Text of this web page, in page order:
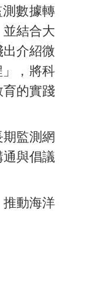
數據轉
結合大
介紹微
，將科
的實踐
監測網
與倡議
動海洋